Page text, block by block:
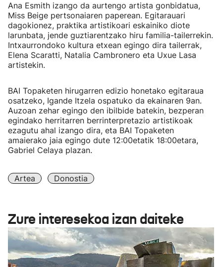
Ana Esmith izango da aurtengo artista gonbidatua,
Miss Beige pertsonaiaren paperean. Egitarauari
dagokionez, praktika artistikoari eskainiko diote
larunbata, jende guztiarentzako hiru familia-tailerrekin.
Intxaurrondoko kultura etxean egingo dira tailerrak,
Elena Scaratti, Natalia Cambronero eta Uxue Lasa
artistekin.
BAI Topaketen hirugarren edizio honetako egitaraua
osatzeko, Igande Itzela ospatuko da ekainaren 9an.
Auzoan zehar egingo den ibilbide batekin, bezperan
egindako herritarren berrinterpretazio artistikoak
ezagutu ahal izango dira, eta BAI Topaketen
amaierako jaia egingo dute 12:00etatik 18:00etara,
Gabriel Celaya plazan.
Artea Donostia
Zure interesekoa izan daiteke